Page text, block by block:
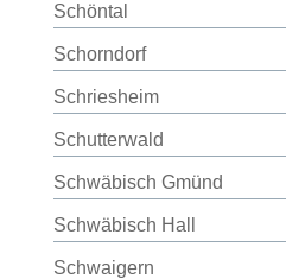
Schöntal
Schorndorf
Schriesheim
Schutterwald
Schwäbisch Gmünd
Schwäbisch Hall
Schwaigern